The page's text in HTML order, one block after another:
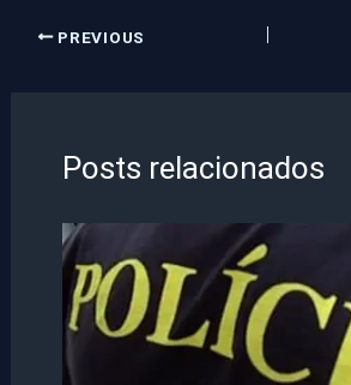
PREVIOUS
Posts relacionados